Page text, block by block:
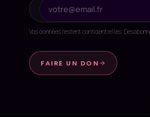
Vos données restent confidentielles.
FAIRE UN DON